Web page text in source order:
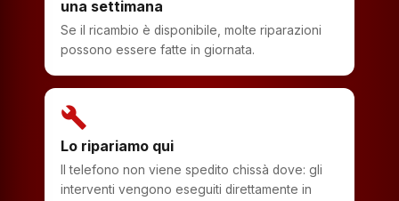
una settimana
Se il ricambio è disponibile, molte riparazioni
possono essere fatte in giornata.
build
Lo ripariamo qui
Il telefono non viene spedito chissà dove: gli
interventi vengono eseguiti direttamente in